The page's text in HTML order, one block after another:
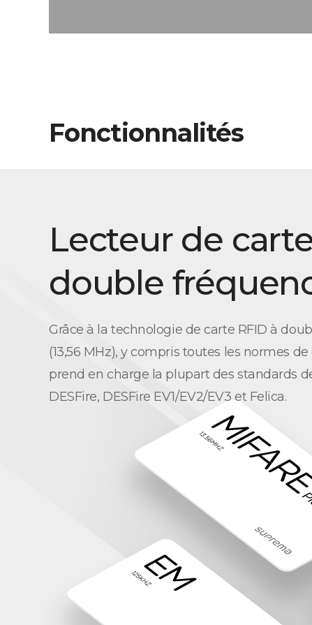
Fonctionnalités
Lecteur de
double
Grâce à la technologie de carte RFID à
(13,56 MHz), y compris toutes les normes
prend en charge la plupart des standards
DESFire, DESFire EV1/EV2/EV3 et Felica.